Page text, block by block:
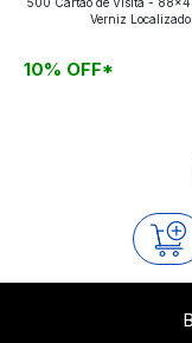
aplicados nos
continue a leitura
Verniz
10% OFF*